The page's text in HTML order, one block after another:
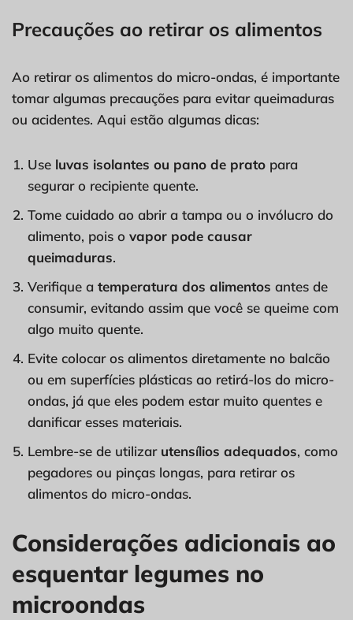
Precauções ao retirar os alimentos
Ao retirar os alimentos do micro-ondas, é importante
tomar algumas precauções para evitar queimaduras
ou acidentes. Aqui estão algumas dicas:
Use luvas isolantes ou pano de prato para
segurar o recipiente quente.
Tome cuidado ao abrir a tampa ou o invólucro do
alimento, pois o vapor pode causar
queimaduras.
Verifique a temperatura dos alimentos antes de
consumir, evitando assim que você se queime com
algo muito quente.
Evite colocar os alimentos diretamente no balcão
ou em superfícies plásticas ao retirá-los do micro-
ondas, já que eles podem estar muito quentes e
danificar esses materiais.
Lembre-se de utilizar utensílios adequados, como
pegadores ou pinças longas, para retirar os
alimentos do micro-ondas.
Considerações adicionais ao
esquentar legumes no
microondas